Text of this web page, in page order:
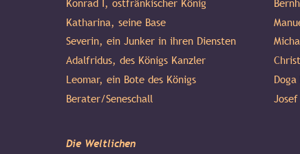
Katharina, seine Base
Severin, ein Junker in ihren Diensten
Adalfridus, des Königs Kanzler
Leomar, ein Bote des Königs
Berater/Seneschall
Die Weltlichen